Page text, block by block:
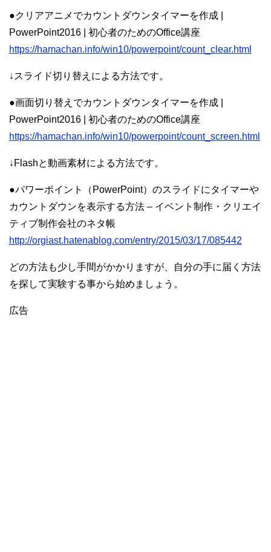
●クリアアニメでカウントダウンタイマーを作成 |
PowerPoint2016 | 初心者のためのOffice講座
https://hamachan.info/win10/powerpoint/count_clear.html
↓スライド切り替えによる方法です。
●画面切り替えでカウントダウンタイマーを作成 |
PowerPoint2016 | 初心者のためのOffice講座
https://hamachan.info/win10/powerpoint/count_screen.html
↓Flashと動画素材による方法です。
●パワーポイント（PowerPoint）のスライドにタイマーや
カウントダウンを表示する方法 – イベント制作・クリエイ
ティブ制作会社のネタ帳
http://orgiast.hatenablog.com/entry/2015/03/17/085442
どの方法も少し手間がかかりますが、自分の手に届く方法
を探して実験する事から始めましょう。
広告